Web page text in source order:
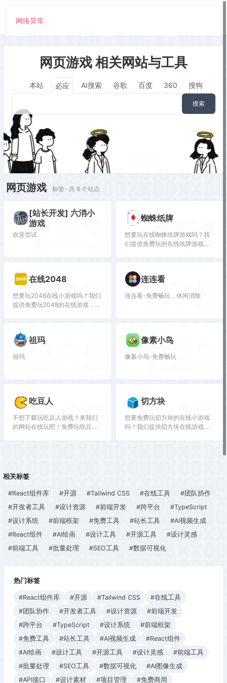
网页游戏 相关网站与工具
本站 必应 AI搜索 谷歌 百度 360 搜狗
搜索
网页游戏 标签 · 共 8 个站点
[站长开发] 六消小
游戏
欢迎尝试293 蜘蛛纸牌
想要玩在线蜘蛛纸牌游戏吗？我
们提供免费玩的在线纸牌游戏，
趣！
451
在线2048
想要玩2048在线小游戏吗？我们
提供免费玩2048的在线游戏，让
308 连连看
连连看-免费畅玩，休闲消除
275
祖玛
祖玛 265 像素小鸟
像素小鸟-免费畅玩
222
吃豆人
不想下载玩吃豆人游戏？来我们
的网站在线玩吧！免费玩吃豆人
213 切方块
想要免费玩切方块的在线小游戏
吗？我们提供切方块在线游戏，
242
相关标签
#React组件库 #开源 #Tailwind CSS #在线工具
#团队协作
#开发者工具
#设计资源 #前端开发 #跨平台
#TypeScript
#设计系统
#前端框架 #免费工具 #站长工具
#AI视频生成
#React组件
#AI绘画 #设计工具 #开源工具
#设计灵感
#前端工具
#批量处理 #SEO工具 #数据可视化
热门标签
#React组件库 #开源 #Tailwind CSS
#在线工具
#团队协作
#开发者工具 #设计资源
#前端开发
#跨平台
#TypeScript #设计系统
#前端框架
#免费工具
#站长工具 #AI视频生成
#React组件
#AI绘画
#设计工具 #开源工具 #设计灵感
#前端工具
#批量处理
#SEO工具 #数据可视化
#AI图像生成
#API接口
#设计素材 #项目管理 #免费商用
网络异常